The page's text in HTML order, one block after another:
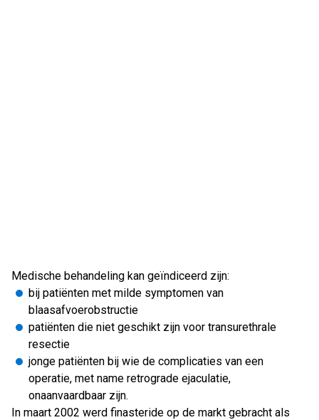
Medische behandeling kan geïndiceerd zijn:
bij patiënten met milde symptomen van
blaasafvoerobstructie
patiënten die niet geschikt zijn voor transurethrale
resectie
jonge patiënten bij wie de complicaties van een
operatie, met name retrograde ejaculatie,
onaanvaardbaar zijn.
In maart 2002 werd finasteride op de markt gebracht als